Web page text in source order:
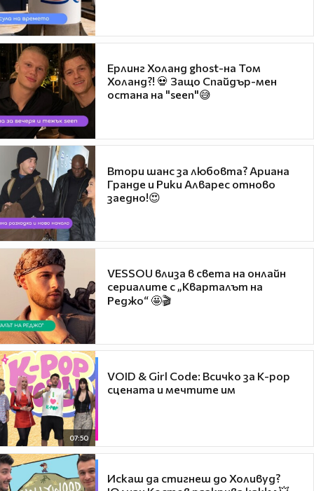
Ерлинг Холанд ghost-на Том
Холанд?! 💀 Защо Спайдър-мен
остана на "seen"😅
Втори шанс за любовта? Ариана
Гранде и Рики Алварес отново
заедно!😍
VESSOU влиза в света на онлайн
сериалите с „Кварталът на
Реджо“ 🤩🎬
07:50
VOID & Girl Code: Всичко за K-pop
сцената и мечтите им
Искаш да стигнеш до Холивуд?